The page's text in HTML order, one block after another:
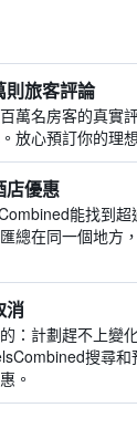
則旅客評論
萬名房客的真實
放心預訂你的理
店優惠
能找到
總在同一個地方
消
：計劃趕不上變
搜尋
。